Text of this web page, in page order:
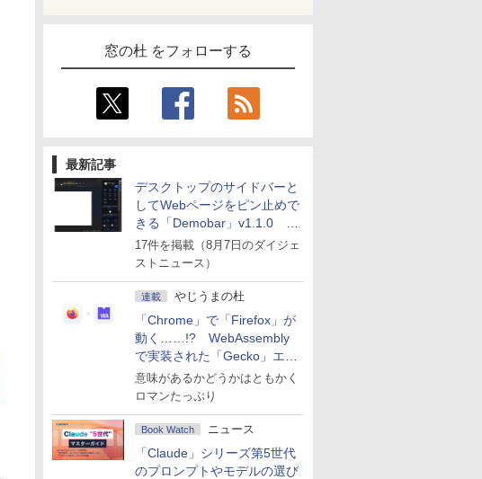
窓の杜 をフォローする
最新記事
デスクトップのサイドバーと
してWebページをピン止めで
きる「Demobar」v1.1.0 ほ
か
17件を掲載（8月7日のダイジェ
ストニュース）
連載 やじうまの杜
「Chrome」で「Firefox」が
動く……!? WebAssembly
で実装された「Gecko」エン
ジン
意味があるかどうかはともかく
ロマンたっぷり
Book Watch ニュース
「Claude」シリーズ第5世代
のプロンプトやモデルの選び